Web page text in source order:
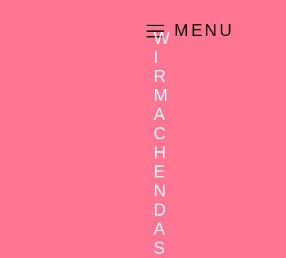
MENU
W
I
R
M
A
C
H
E
N
D
A
S